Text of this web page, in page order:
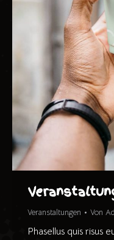
Veranstaltungen Von
Phasellus quis risus